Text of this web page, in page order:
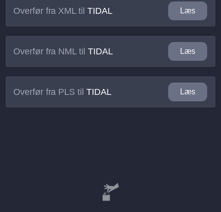
Overfør fra XML til TIDAL Læs
Overfør fra NML til TIDAL Læs
Overfør fra PLS til TIDAL Læs